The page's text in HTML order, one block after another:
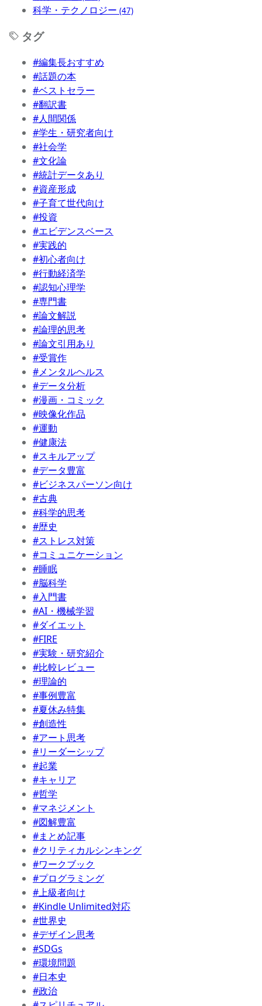
科学・テクノロジー (47)
タグ
#編集長おすすめ
#話題の本
#ベストセラー
#翻訳書
#人間関係
#学生・研究者向け
#社会学
#文化論
#統計データあり
#資産形成
#子育て世代向け
#投資
#エビデンスベース
#実践的
#初心者向け
#行動経済学
#認知心理学
#専門書
#論文解説
#論理的思考
#論文引用あり
#受賞作
#メンタルヘルス
#データ分析
#漫画・コミック
#映像化作品
#運動
#健康法
#スキルアップ
#データ豊富
#ビジネスパーソン向け
#古典
#科学的思考
#歴史
#ストレス対策
#コミュニケーション
#睡眠
#脳科学
#入門書
#AI・機械学習
#ダイエット
#FIRE
#実験・研究紹介
#比較レビュー
#理論的
#事例豊富
#夏休み特集
#創造性
#アート思考
#リーダーシップ
#起業
#キャリア
#哲学
#マネジメント
#図解豊富
#まとめ記事
#クリティカルシンキング
#ワークブック
#プログラミング
#上級者向け
#Kindle Unlimited対応
#世界史
#デザイン思考
#SDGs
#環境問題
#日本史
#政治